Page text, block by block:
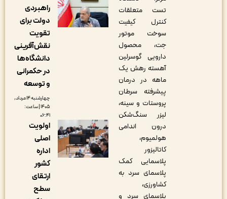
تست متعلقات
کنترل کیفیت
سوخت موتور
جت، محصول
دارویی گوسرلین
آهسته رهش یک
ماهه در درمان
پیشرفته سرطان
پروستات و سینه،
لیزر سنگ‌شکن
درون اندامی
هولمیوم،
پلاسمایی کمک
پلاسمای سرد به
کشاورزی،
پلاسمای سرد و
راهبردی
دولت برای
نقش‌آفرینی
دانشگاه‌ها
در حکمرانی
و توسعه
چهارشنبه ۱۴ مرداد,
۱۴۰۵ | ساعت:
اولویت
اصلی
اداره